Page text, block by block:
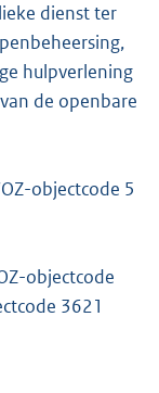
dienst ter
hulpverlening
de openbare
objectcode 5
objectcode
3621